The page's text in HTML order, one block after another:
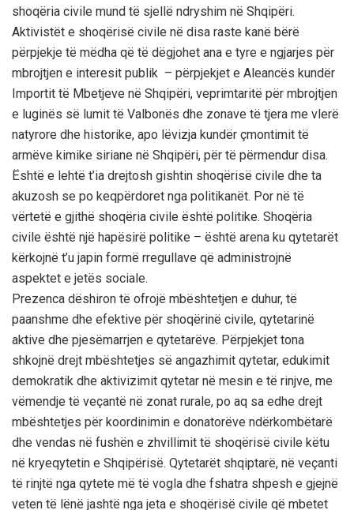
shoqëria civile mund të sjellë ndryshim në Shqipëri.
Aktivistët e shoqërisë civile në disa raste kanë bërë
përpjekje të mëdha që të dëgjohet ana e tyre e ngjarjes për
mbrojtjen e interesit publik – përpjekjet e Aleancës kundër
Importit të Mbetjeve në Shqipëri, veprimtaritë për mbrojtjen
e luginës së lumit të Valbonës dhe zonave të tjera me vlerë
natyrore dhe historike, apo lëvizja kundër çmontimit të
armëve kimike siriane në Shqipëri, për të përmendur disa.
Është e lehtë t’ia drejtosh gishtin shoqërisë civile dhe ta
akuzosh se po keqpërdoret nga politikanët. Por në të
vërtetë e gjithë shoqëria civile është politike. Shoqëria
civile është një hapësirë politike – është arena ku qytetarët
kërkojnë t’u japin formë rregullave që administrojnë
aspektet e jetës sociale.
Prezenca dëshiron të ofrojë mbështetjen e duhur, të
paanshme dhe efektive për shoqërinë civile, qytetarinë
aktive dhe pjesëmarrjen e qytetarëve. Përpjekjet tona
shkojnë drejt mbështetjes së angazhimit qytetar, edukimit
demokratik dhe aktivizimit qytetar në mesin e të rinjve, me
vëmendje të veçantë në zonat rurale, po aq sa edhe drejt
mbështetjes për koordinimin e donatorëve ndërkombëtarë
dhe vendas në fushën e zhvillimit të shoqërisë civile këtu
në kryeqytetin e Shqipërisë. Qytetarët shqiptarë, në veçanti
të rinjtë nga qytete më të vogla dhe fshatra shpesh e gjejnë
veten të lënë jashtë nga jeta e shoqërisë civile që mbetet